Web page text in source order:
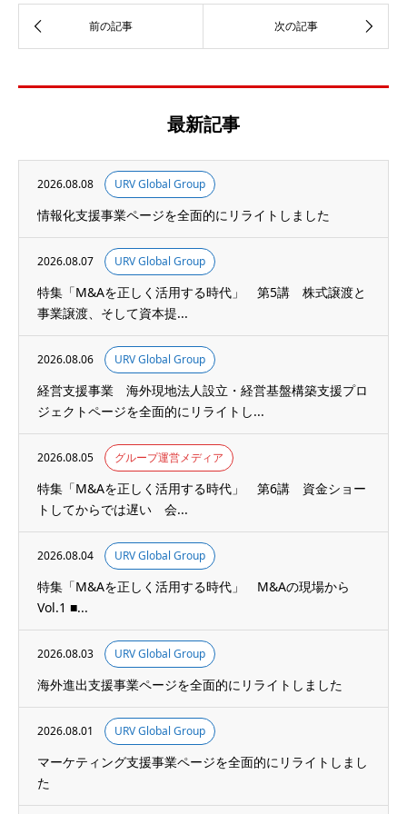
最新記事
2026.08.08 URV Global Group
情報化支援事業ページを全面的にリライトしました
2026.08.07 URV Global Group
特集「M&Aを正しく活用する時代」 第5講 株式譲渡と
事業譲渡、そして資本提...
2026.08.06 URV Global Group
経営支援事業 海外現地法人設立・経営基盤構築支援プロ
ジェクトページを全面的にリライトし...
2026.08.05 グループ運営メディア
特集「M&Aを正しく活用する時代」 第6講 資金ショー
トしてからでは遅い 会...
2026.08.04 URV Global Group
特集「M&Aを正しく活用する時代」 M&Aの現場から
Vol.1 ■...
2026.08.03 URV Global Group
海外進出支援事業ページを全面的にリライトしました
2026.08.01 URV Global Group
マーケティング支援事業ページを全面的にリライトしまし
た